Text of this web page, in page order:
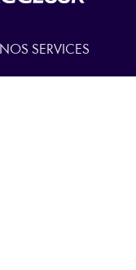
NOS SERVICES